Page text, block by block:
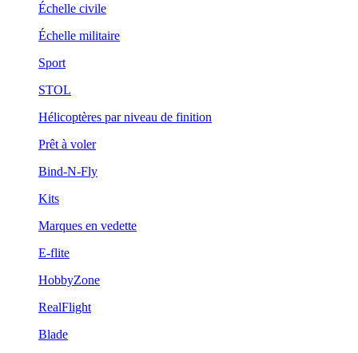
Échelle civile
Échelle militaire
Sport
STOL
Hélicoptères par niveau de finition
Prêt à voler
Bind-N-Fly
Kits
Marques en vedette
E-flite
HobbyZone
RealFlight
Blade